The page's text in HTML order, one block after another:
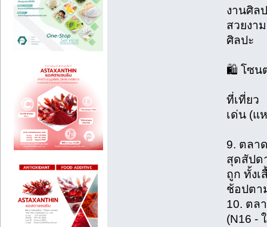
งานศิล
สวยงา
ศิลปะ
🛍️ โซน
ที่เ
เด่น (แ
9. ตล
สุดสัปด
ถูก ทั้งเ
ช้อปตา
10. ตล
(N16 -